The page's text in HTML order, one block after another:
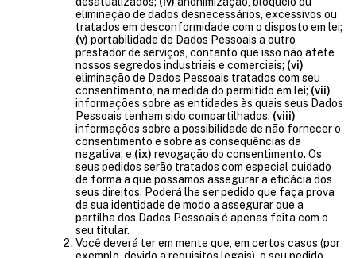
eliminação de dados desnecessários, excessivos ou
tratados em desconformidade com o disposto em lei;
(v) portabilidade de Dados Pessoais a outro
prestador de serviços, contanto que isso não afete
nossos segredos industriais e comerciais; (vi)
eliminação de Dados Pessoais tratados com seu
consentimento, na medida do permitido em lei; (vii)
informações sobre as entidades às quais seus Dados
Pessoais tenham sido compartilhados; (viii)
informações sobre a possibilidade de não fornecer o
consentimento e sobre as consequências da
negativa; e (ix) revogação do consentimento. Os
seus pedidos serão tratados com especial cuidado
de forma a que possamos assegurar a eficácia dos
seus direitos. Poderá lhe ser pedido que faça prova
da sua identidade de modo a assegurar que a
partilha dos Dados Pessoais é apenas feita com o
seu titular.
Você deverá ter em mente que, em certos casos (por